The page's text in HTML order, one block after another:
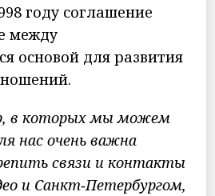
году соглашение
между
основой для развития
в которых мы можем
нас очень важна
связи и контакты
и Санкт‑Петербургом,